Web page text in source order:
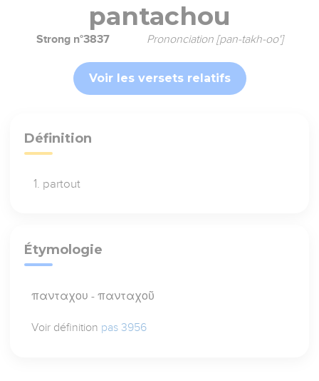
pantachou
Strong n°3837 Prononciation [pan-takh-oo']
Voir les versets relatifs
Définition
partout
Étymologie
πανταχου - πανταχοῦ
Voir définition pas 3956